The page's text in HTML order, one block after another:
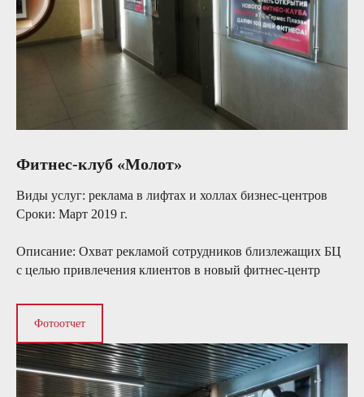
Фитнес-клуб «Молот»
Виды услуг: реклама в лифтах и холлах бизнес-центров
Сроки: Март 2019 г.
Описание: Охват рекламой сотрудников близлежащих БЦ
с целью привлечения клиентов в новый фитнес-центр
Фотоотчет